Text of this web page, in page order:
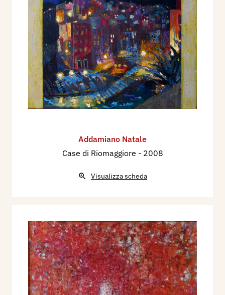
Addamiano Natale
Case di Riomaggiore - 2008
Visualizza scheda